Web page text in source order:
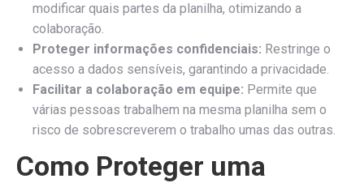
modificar quais partes da planilha, otimizando a
colaboração.
Proteger informações confidenciais: Restringe o
acesso a dados sensíveis, garantindo a privacidade.
Facilitar a colaboração em equipe: Permite que
várias pessoas trabalhem na mesma planilha sem o
risco de sobrescreverem o trabalho umas das outras.
Como Proteger uma